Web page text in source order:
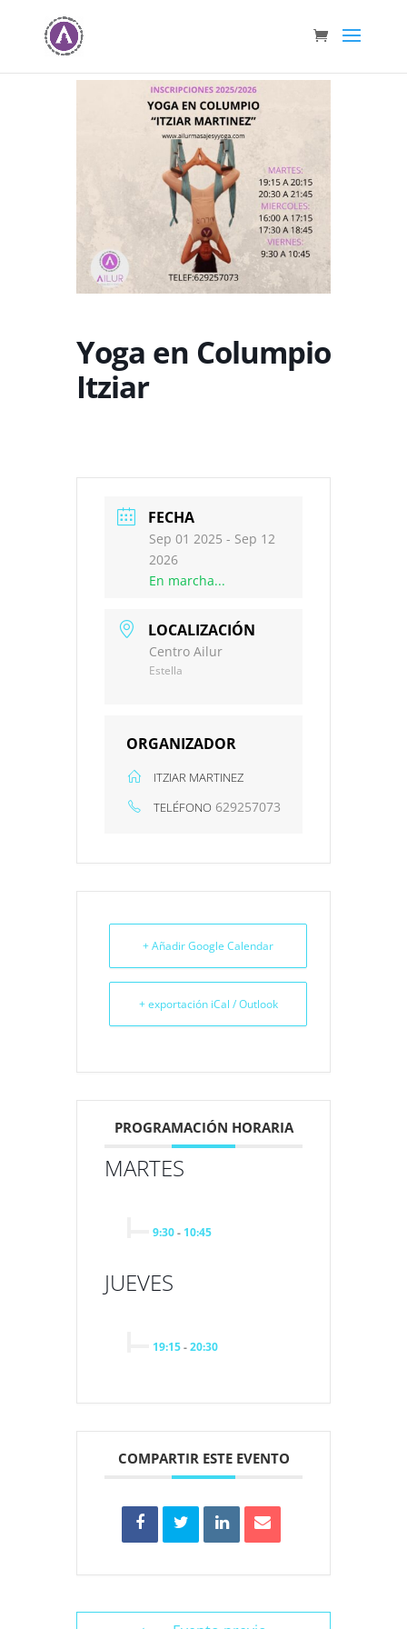
Yoga en Columpio
Itziar
FECHA
Sep 01 2025 - Sep 12
2026
En marcha...
LOCALIZACIÓN
Centro Ailur
Estella
ORGANIZADOR
ITZIAR MARTINEZ
TELÉFONO 629257073
+ Añadir Google Calendar
+ exportación iCal / Outlook
PROGRAMACIÓN HORARIA
MARTES
9:30- 10:45
JUEVES
19:15-20:30
COMPARTIR ESTE EVENTO